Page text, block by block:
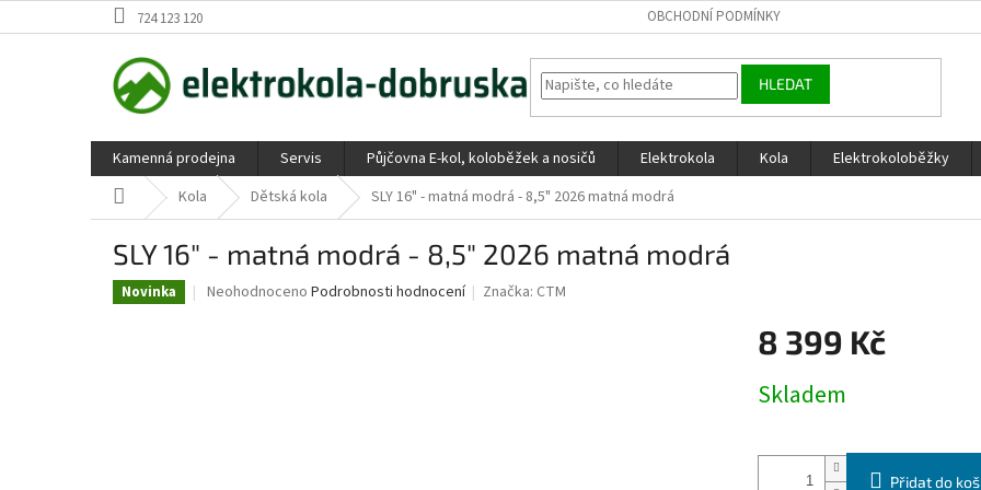
na
724 123 120 OBCHODNÍ PODMÍNKY
HLEDAT
Kamenná prodejna Servis Půjčovna E-kol, koloběžek a nosičů Elektrokola Kola Elektrokoloběžky
Domů Kola Dětská kola SLY 16" - matná modrá - 8,5" 2026 matná modrá
SLY 16" - matná modrá - 8,5" 2026 matná modrá
Novinka
Průměrné
Neohodnoceno Podrobnosti hodnocení Značka: CTM
8 399 Kč
cena:
Skladem
Přidat do